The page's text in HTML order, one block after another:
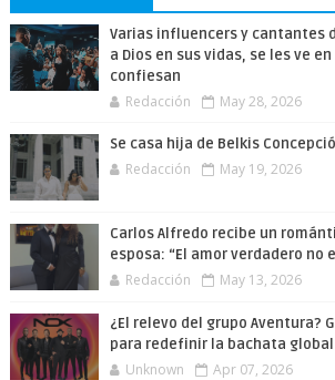
Varias influencers y cantantes
a Dios en sus vidas, se les ve
confiesan
Redacción May 28, 2026
Se casa hija de Belkis
Redacción May 19, 2026
Carlos Alfredo recibe un
esposa: “El amor verdadero no
Redacción May 13, 2026
¿El relevo del grupo Aventura?
para redefinir la bachata global
Unknown Apr 07, 2026